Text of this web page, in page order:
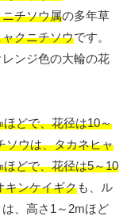
チソウ属の多年草
クニチソウです。
ンジ色の大輪の花
どで、花径は10～
ソウは、タカネヒャ
どで、花径は5～10
キンケイギクも、ル
、高さ1～2mほど